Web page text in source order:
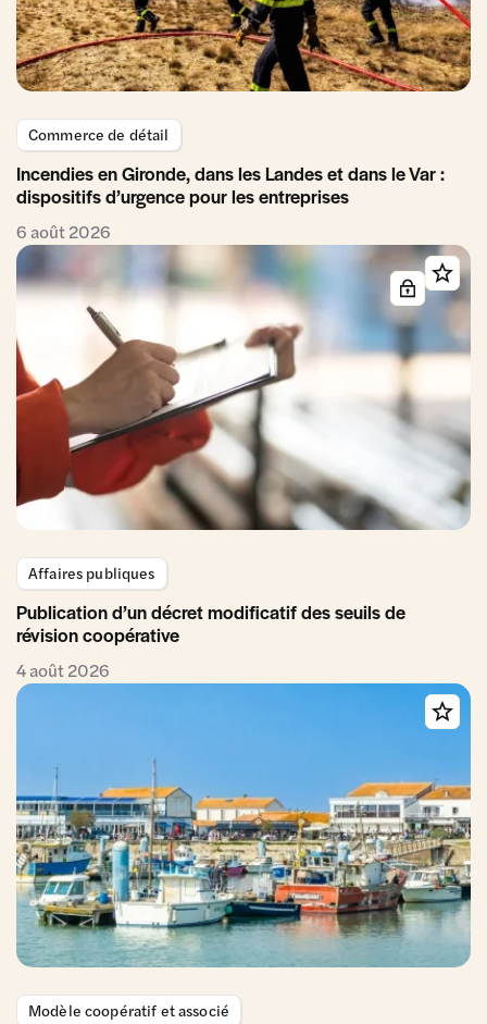
Commerce de détail
Incendies en Gironde, dans les Landes et dans le Var :
dispositifs d’urgence pour les entreprises
6 août 2026
Affaires publiques
Publication d’un décret modificatif des seuils de
révision coopérative
4 août 2026
Modèle coopératif et associé